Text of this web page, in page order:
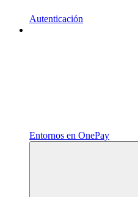
Autenticación
Entornos en OnePay